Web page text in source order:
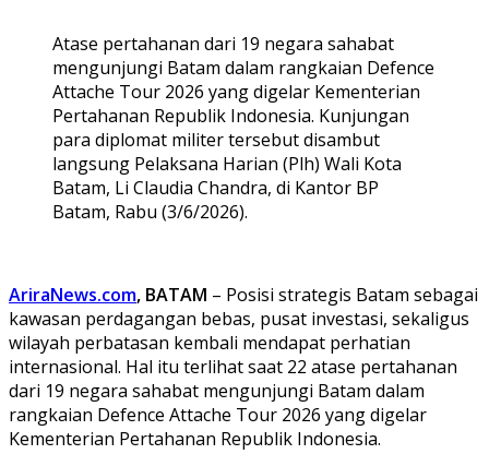
Atase pertahanan dari 19 negara sahabat
mengunjungi Batam dalam rangkaian Defence
Attache Tour 2026 yang digelar Kementerian
Pertahanan Republik Indonesia. Kunjungan
para diplomat militer tersebut disambut
langsung Pelaksana Harian (Plh) Wali Kota
Batam, Li Claudia Chandra, di Kantor BP
Batam, Rabu (3/6/2026).
AriraNews.com, BATAM – Posisi strategis Batam sebagai
kawasan perdagangan bebas, pusat investasi, sekaligus
wilayah perbatasan kembali mendapat perhatian
internasional. Hal itu terlihat saat 22 atase pertahanan
dari 19 negara sahabat mengunjungi Batam dalam
rangkaian Defence Attache Tour 2026 yang digelar
Kementerian Pertahanan Republik Indonesia.